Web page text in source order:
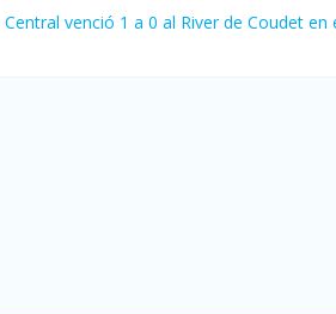
Central venció 1 a 0 al River de Coudet
Vacaciones de invierno con más
Fuerte caída de la venta de autos